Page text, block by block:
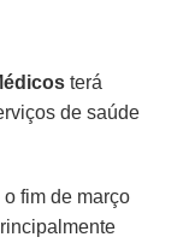
terá
de saúde
fim de março